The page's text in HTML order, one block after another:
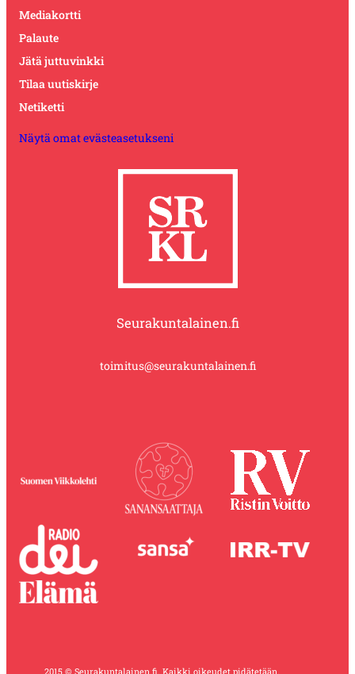
Mediakortti
Palaute
Jätä juttuvinkki
Tilaa uutiskirje
Netiketti
Näytä omat evästeasetukseni
Seurakuntalainen.fi
toimitus@seurakuntalainen.fi
2015 © Seurakuntalainen.fi. Kaikki oikeudet pidätetään.